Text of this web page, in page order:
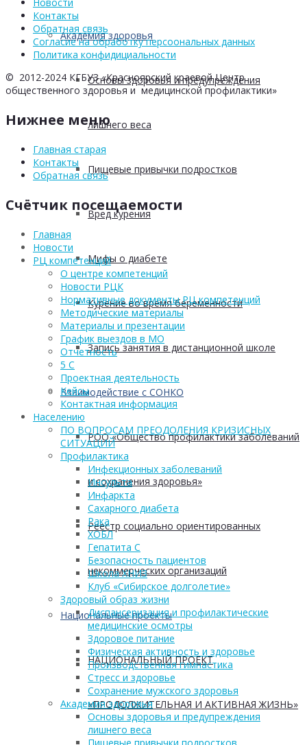
Академия здоровья
Основы здоровья и предупреждения
лишнего веса
Пищевые привычки подростков
Вред курения
Мифы о диабете
Курение во время беременности
Запись занятия в дистанционной школе
Взаимодействие с СОНКО
РОО «Общество профилактики заболеваний
и сохранения здоровья»
Реестр социально ориентированных
некоммерческих организаций
Национальные проекты
НАЦИОНАЛЬНЫЙ ПРОЕКТ
«ПРОДОЛЖИТЕЛЬНАЯ И АКТИВНАЯ ЖИЗНЬ»
Контакты
Обратная связь
Согласие на обработку персоональных данных
Политика конфидициальности
© 2012-2024 КГБУЗ «Красноярский краевой Центр
общественного здоровья и медицинской профилактики»
Нижнее меню
Главная старая
Контакты
Обратная связь
Счётчик посещаемости
Главная
Новости
РЦ компетенций
О центре компетенций
Новости РЦК
Нормативные документы РЦ компетенций
Методические материалы
Материалы и презентации
График выездов в МО
Отчетность
5 С
Проектная деятельность
Кейсы
Контактная информация
Населению
ПО ВОПРОСАМ ПРЕОДОЛЕНИЯ КРИЗИСНЫХ
СИТУАЦИЙ
Профилактика
Инфекционных заболеваний
Инсульта
Инфаркта
Сахарного диабета
Рака
ХОБЛ
Гепатита С
Безопасность пациентов
Школа ХНИЗ
Клуб «Сибирское долголетие»
Здоровый образ жизни
Диспансеризация и профилактические
медицинские осмотры
Здоровое питание
Физическая активность и здоровье
Производственная гимнастика
Стресс и здоровье
Сохранение мужского здоровья
Академия здоровья
Основы здоровья и предупреждения
лишнего веса